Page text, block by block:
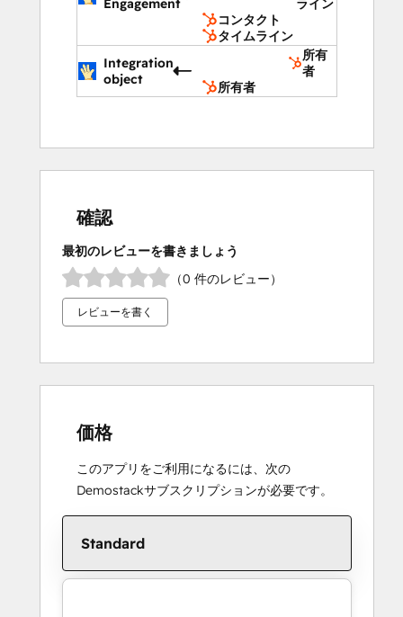
Engagement
ライン
コンタクト
タイムライン
Integration
object
所有
者
所有者
確認
最初のレビューを書きましょう
（0 件のレビュー）
レビューを書く
価格
このアプリをご利用になるには、次の
Demostackサブスクリプションが必要です。
Standard